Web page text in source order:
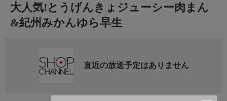
大人気!とうげんきょジューシー肉まん
&紀州みかんゆら早生
直近の放送予定はありません